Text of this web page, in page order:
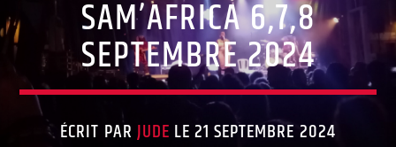
SAM’AFRICA 6,7,8
SEPTEMBRE 2024
ÉCRIT PAR JUDE LE 21 SEPTEMBRE 2024